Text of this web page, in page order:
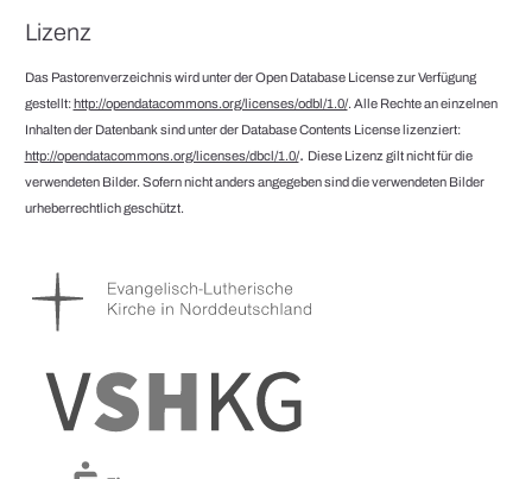
Lizenz
Das Pastorenverzeichnis wird unter der Open Database License zur Verfügung
gestellt:http://opendatacommons.org/licenses/odbl/1.0/. Alle Rechte an einzelnen
Inhalten der Datenbank sind unter der Database Contents License lizenziert:
http://opendatacommons.org/licenses/dbcl/1.0/. Diese Lizenz gilt nicht für die
verwendeten Bilder. Sofern nicht anders angegeben sind die verwendeten Bilder
urheberrechtlich geschützt.